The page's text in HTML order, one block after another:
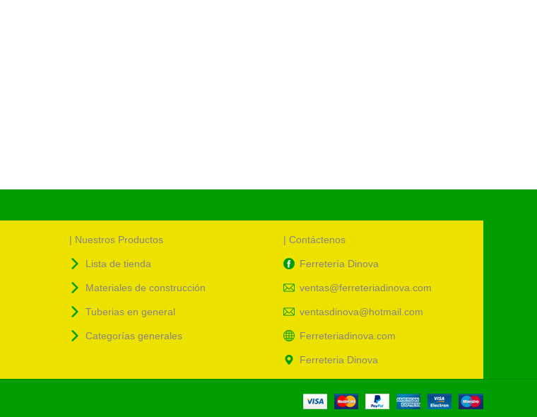
| Nuestros Productos
Lista de tienda
Materiales de construcción
Tuberias en general
Categorías generales
| Contáctenos
Ferretería Dinova
ventas@ferreteriadinova.com
ventasdinova@hotmail.com
Ferreteriadinova.com
Ferreteria Dinova